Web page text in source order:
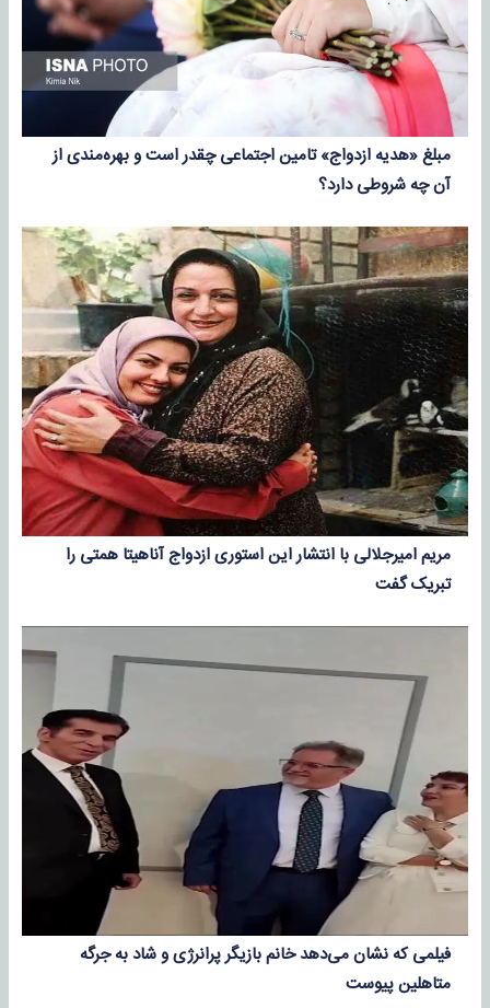
مبلغ «هدیه ازدواج» تامین اجتماعی چقدر است و بهره‌مندی از
آن چه شروطی دارد؟
مریم امیرجلالی با انتشار این استوری ازدواج آناهیتا همتی را
تبریک گفت
فیلمی که نشان می‌دهد خانم بازیگر پرانرژی و شاد به جرگه
متاهلین پیوست